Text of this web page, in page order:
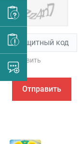
Обновить
Отправить